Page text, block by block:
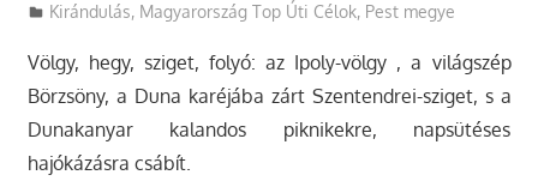
Utazasok.org
Kirándulás, Magyarország Top Úti Célok, Pest megye
Völgy, hegy, sziget, folyó: az Ipoly-völgy , a világszép
Börzsöny, a Duna karéjába zárt Szentendrei-sziget, s a
Dunakanyar kalandos piknikekre, napsütéses
hajókázásra csábít.